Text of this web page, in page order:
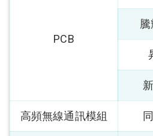
PCB
騰
高頻無線通訊模組